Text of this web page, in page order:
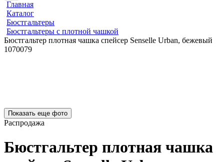
Главная
Каталог
Бюстгальтеры
Бюстгальтеры с плотной чашкой
Бюстгальтер плотная чашка спейсер Senselle Urban, бежевый
1070079
Показать еще фото
Распродажа
Бюстгальтер плотная чашка